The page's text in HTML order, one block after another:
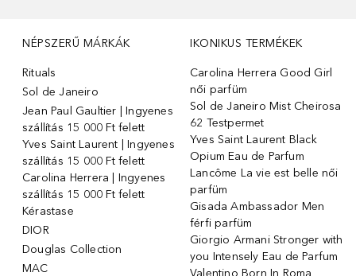
NÉPSZERŰ MÁRKÁK
Rituals
Sol de Janeiro
Jean Paul Gaultier | Ingyenes
szállítás 15 000 Ft felett
Yves Saint Laurent | Ingyenes
szállítás 15 000 Ft felett
Carolina Herrera | Ingyenes
szállítás 15 000 Ft felett
Kérastase
DIOR
Douglas Collection
MAC
IKONIKUS TERMÉKEK
Carolina Herrera Good Girl
női parfüm
Sol de Janeiro Mist Cheirosa
62 Testpermet
Yves Saint Laurent Black
Opium Eau de Parfum
Lancôme La vie est belle női
parfüm
Gisada Ambassador Men
férfi parfüm
Giorgio Armani Stronger with
you Intensely Eau de Parfum
Valentino Born In Roma